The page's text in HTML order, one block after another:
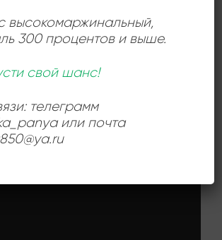
высокомаржинальный,
300 процентов и выше.
свой шанс!
телеграмм
или почта